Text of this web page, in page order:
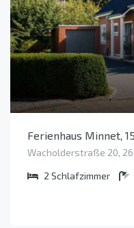
Ferienhaus Minnet,
Wacholderstraße 20,
2 Schlafzimmer